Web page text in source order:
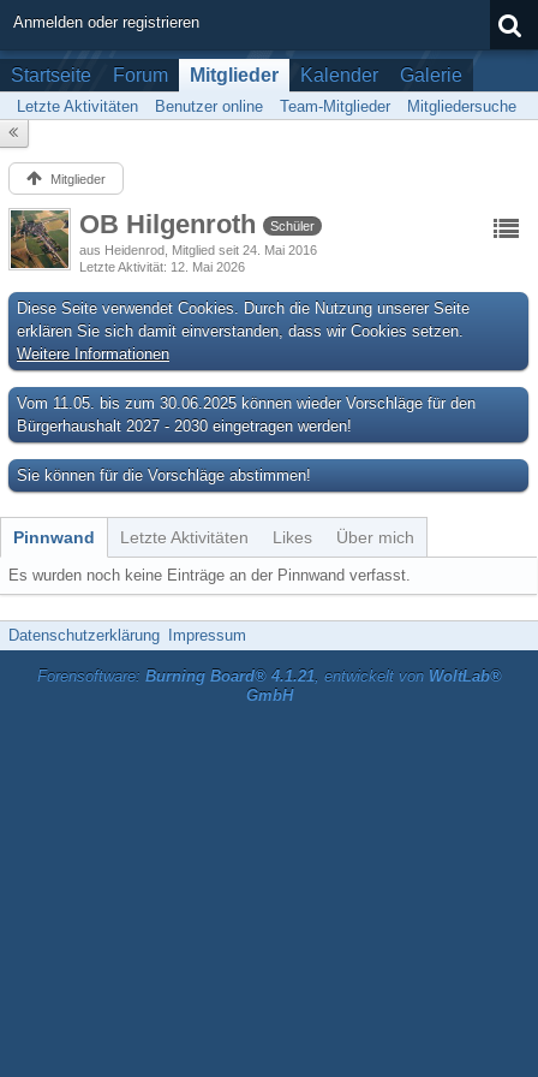
Anmelden oder registrieren
Startseite Forum Mitglieder Kalender Galerie
Letzte Aktivitäten Benutzer online Team-Mitglieder Mitgliedersuche
Mitglieder
OB Hilgenroth
Schüler
aus Heidenrod Mitglied seit 24. Mai 2016
Letzte Aktivität 12. Mai 2026
Diese Seite verwendet Cookies. Durch die Nutzung unserer Seite
erklären Sie sich damit einverstanden, dass wir Cookies setzen.
Weitere Informationen
Vom 11.05. bis zum 30.06.2025 können wieder Vorschläge für den
Bürgerhaushalt 2027 - 2030 eingetragen werden!
Sie können für die Vorschläge abstimmen!
Pinnwand Letzte Aktivitäten Likes Über mich
Es wurden noch keine Einträge an der Pinnwand verfasst.
Datenschutzerklärung Impressum
Forensoftware: Burning Board® 4.1.21, entwickelt von WoltLab®
GmbH